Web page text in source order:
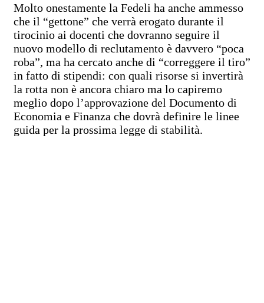
Molto onestamente la Fedeli ha anche ammesso
che il “gettone” che verrà erogato durante il
tirocinio ai docenti che dovranno seguire il
nuovo modello di reclutamento è davvero “poca
roba”, ma ha cercato anche di “correggere il tiro”
in fatto di stipendi: con quali risorse si invertirà
la rotta non è ancora chiaro ma lo capiremo
meglio dopo l’approvazione del Documento di
Economia e Finanza che dovrà definire le linee
guida per la prossima legge di stabilità.